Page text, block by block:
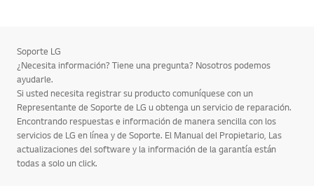
Soporte LG
¿Necesita información? Tiene una pregunta? Nosotros podemos
ayudarle.
Si usted necesita registrar su producto comuníquese con un
Representante de Soporte de LG u obtenga un servicio de reparación.
Encontrando respuestas e información de manera sencilla con los
servicios de LG en línea y de Soporte. El Manual del Propietario, Las
actualizaciones del software y la información de la garantía están
todas a solo un click.